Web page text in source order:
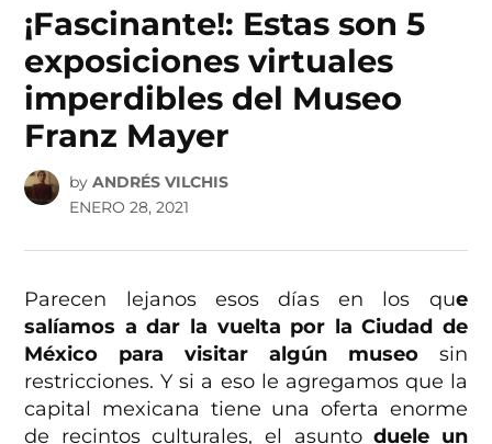
¡Fascinante!: Estas son 5
exposiciones virtuales
imperdibles del Museo
Franz Mayer
by ANDRÉS VILCHIS
ENERO 28, 2021
Parecen lejanos esos días en los que
salíamos a dar la vuelta por la Ciudad de
México para visitar algún museo sin
restricciones. Y si a eso le agregamos que la
capital mexicana tiene una oferta enorme
de recintos culturales, el asuntoduele un